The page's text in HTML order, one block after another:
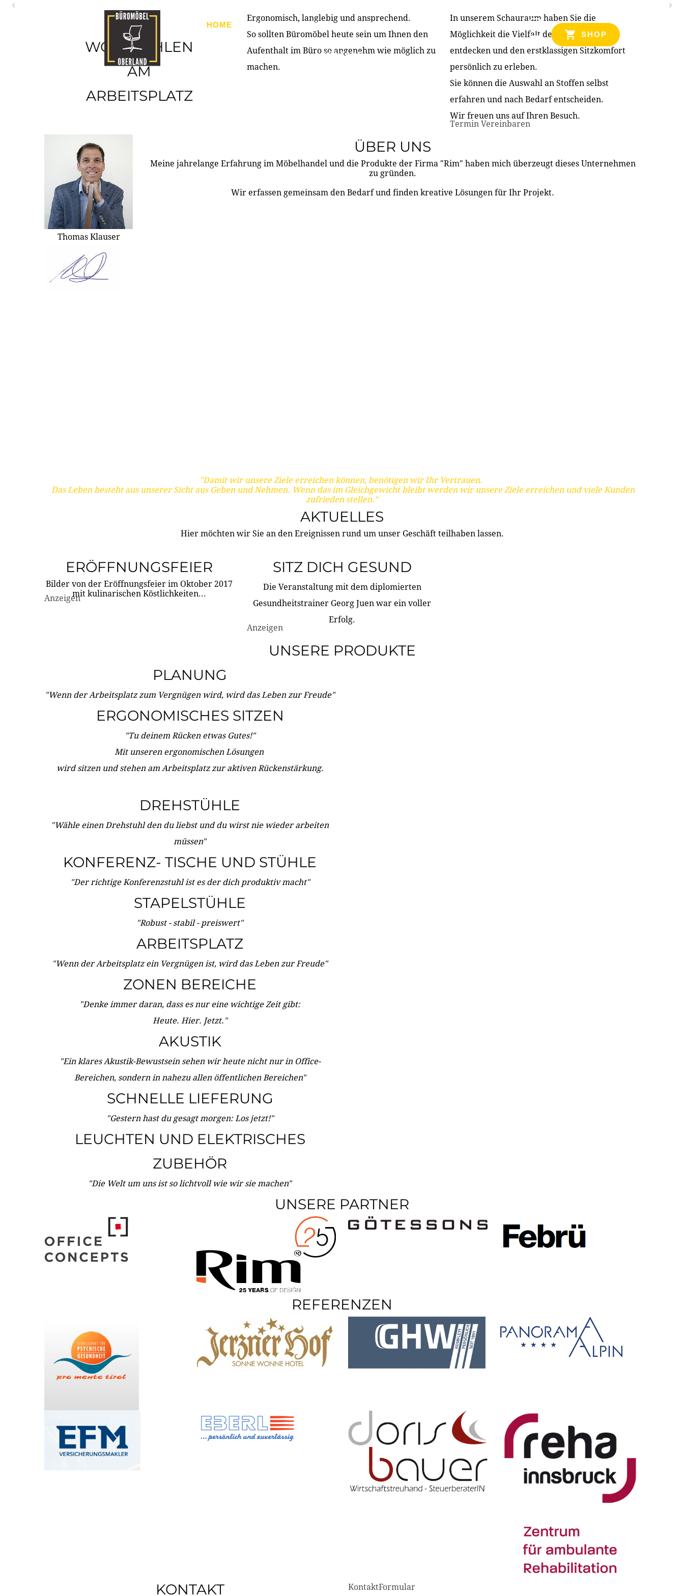
HOME PRODUKTE ÜBER UNS PARTNER & REFERENZEN
KONTAKT
SHOP
WOHLFÜHLEN
AM
ARBEITSPLATZ
Ergonomisch, langlebig und ansprechend.
So sollten Büromöbel heute sein um Ihnen den
Aufenthalt im Büro so angenehm wie möglich zu
machen.
In unserem Schauraum haben Sie die
Möglichkeit die Vielfalt der Produkte zu
entdecken und den erstklassigen Sitzkomfort
persönlich zu erleben.
Sie können die Auswahl an Stoffen selbst
erfahren und nach Bedarf entscheiden.
Wir freuen uns auf Ihren Besuch.
Termin Vereinbaren
Thomas Klauser
ÜBER UNS
Meine jahrelange Erfahrung im Möbelhandel und die Produkte der Firma "Rim" haben mich überzeugt dieses Unternehmen
zu gründen.
Wir erfassen gemeinsam den Bedarf und finden kreative Lösungen für Ihr Projekt.
"Damit wir unsere Ziele erreichen können, benötigen wir Ihr Vertrauen.
Das Leben besteht aus unserer Sicht aus Geben und Nehmen. Wenn das im Gleichgewicht bleibt werden wir unsere Ziele erreichen und viele Kunden
zufrieden stellen."
AKTUELLES
Hier möchten wir Sie an den Ereignissen rund um unser Geschäft teilhaben lassen.
ERÖFFNUNGSFEIER
Bilder von der Eröffnungsfeier im Oktober 2017
mit kulinarischen Köstlichkeiten...
Anzeigen
SITZ DICH GESUND
Die Veranstaltung mit dem diplomierten
Gesundheitstrainer Georg Juen war ein voller
Erfolg.
Anzeigen
UNSERE PRODUKTE
PLANUNG
"Wenn der Arbeitsplatz zum Vergnügen wird, wird das Leben zur Freude"
ERGONOMISCHES SITZEN
"Tu deinem Rücken etwas Gutes!"
Mit unseren ergonomischen Lösungen
wird sitzen und stehen am Arbeitsplatz zur aktiven Rückenstärkung.
DREHSTÜHLE
"Wähle einen Drehstuhl den du liebst und du wirst nie wieder arbeiten
müssen"
KONFERENZ- TISCHE UND STÜHLE
"Der richtige Konferenzstuhl ist es der dich produktiv macht"
STAPELSTÜHLE
"Robust - stabil - preiswert"
ARBEITSPLATZ
"Wenn der Arbeitsplatz ein Vergnügen ist, wird das Leben zur Freude"
ZONEN BEREICHE
"Denke immer daran, dass es nur eine wichtige Zeit gibt:
Heute. Hier. Jetzt."
AKUSTIK
"Ein klares Akustik-Bewustsein sehen wir heute nicht nur in Office-
Bereichen, sondern in nahezu allen öffentlichen Bereichen"
SCHNELLE LIEFERUNG
"Gestern hast du gesagt morgen: Los jetzt!"
LEUCHTEN UND ELEKTRISCHES
ZUBEHÖR
"Die Welt um uns ist so lichtvoll wie wir sie machen"
UNSERE PARTNER
REFERENZEN
KONTAKT KontaktFormular